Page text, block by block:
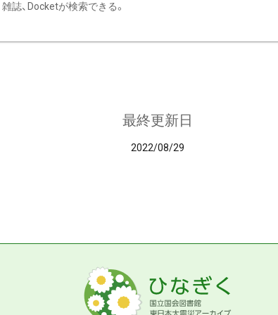
雑誌、Docketが検索できる。
最終更新日
2022/08/29